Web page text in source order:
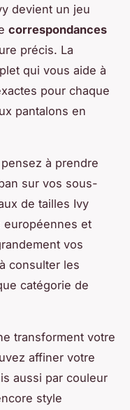
devient un jeu
correspondances
précis. La
qui vous aide à
pour chaque
pantalons en
à prendre
sur vos sous-
de tailles Ivy
européennes et
vos
consulter les
catégorie de
transforment votre
affiner votre
aussi par couleur
style